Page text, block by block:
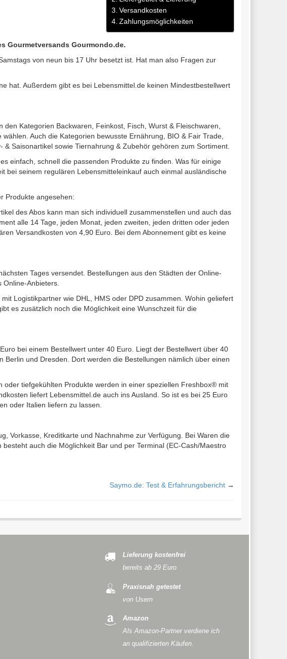
Versandkosten
Zahlungsmöglichkeiten
Gourmetversands Gourmondo.de.
von neun bis 17 Uhr besetzt ist. Hat man also Fragen zur
hat. Außerdem gibt es bei Lebensmittel.de keinen Mindestbestellwert
Kategorien Backwaren, Feinkost, Fisch, Wurst & Fleischwaren,
Auch die Kategorien bewusste Ernährung, BIO & Fair Trade,
Saisonartikel sowie Tiernahrung & Zubehör gehören zum Sortiment.
einfach, schnell die passenden Produkte zu finden. Was für einige
bei seinem regulären Lebensmitteleinkauf auch einmal ausländische
Produkte angesehen:
des Abos kann man sich individuell zusammenstellen und auch das
alle 14 Tage, jeden Monat, jeden zweiten, jeden dritten oder jeden
Versandkosten von 4,90 Euro. Bei dem Abonnement gibt es keine
Tages versendet. Bestellungen aus den Städten der Online-
Online-Anbieters.
Logistikpartner wie DHL, HMS oder DPD zusammen. Wohin geliefert
es zusätzlich noch die Möglichkeit eine Wunschzeit für die
bei einem Bestellwert unter 40 Euro. Liegt der Bestellwert über 40
und Dresden. Dort werden die Bestellungen nämlich über einen
tiefgekühlten Produkte werden in einer speziellen Freshbox® mit
liefert Lebensmittel.de auch ins Ausland. So ist es bei 25 Euro
oder Italien liefern zu lassen.
Vorkasse, Kreditkarte und Nachnahme zur Verfügung. Bei Waren die
auch die Möglichkeit Bar und per Terminal (EC-Cash/Maestro
Saymo.de: Test & Erfahrungsbericht →
Lieferung kostenfrei
bereits ab 29 Euro
Praxisnah getestet
von Usern
Amazon
Als Amazon-Partner verdiene ich
an qualifizierten Käufen.